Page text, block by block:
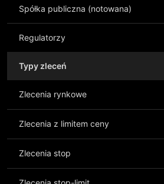
Spółka publiczna (notowana)
Regulatorzy
Typy zleceń
Zlecenia rynkowe
Zlecenia z limitem ceny
Zlecenia stop